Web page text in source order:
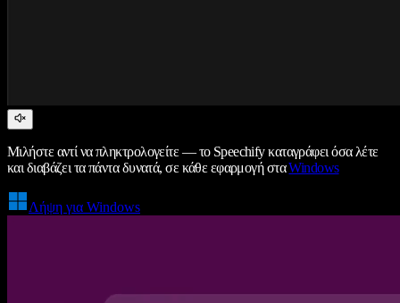
Μιλήστε αντί να πληκτρολογείτε — το Speechify καταγράφει όσα λέτε
και διαβάζει τα πάντα δυνατά, σε κάθε εφαρμογή σταWindows
Λήψη για Windows